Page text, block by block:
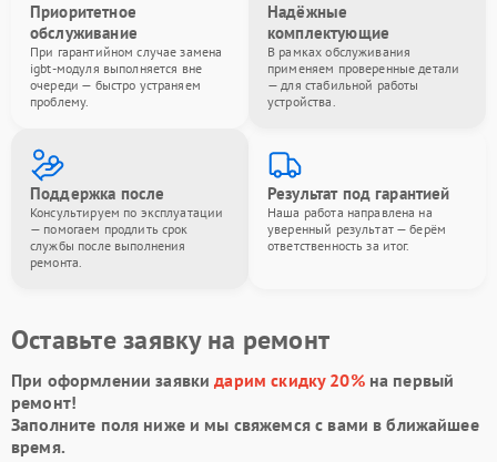
Приоритетное
обслуживание
При гарантийном случае замена
igbt-модуля выполняется вне
очереди — быстро устраняем
проблему.
Надёжные
комплектующие
В рамках обслуживания
применяем проверенные детали
— для стабильной работы
устройства.
Поддержка после
Консультируем по эксплуатации
— помогаем продлить срок
службы после выполнения
ремонта.
Результат под гарантией
Наша работа направлена на
уверенный результат — берём
ответственность за итог.
Оставьте заявку на ремонт
При оформлении заявкидарим скидку 20%на первый
ремонт!
Заполните поля ниже и мы свяжемся с вами в ближайшее
время.